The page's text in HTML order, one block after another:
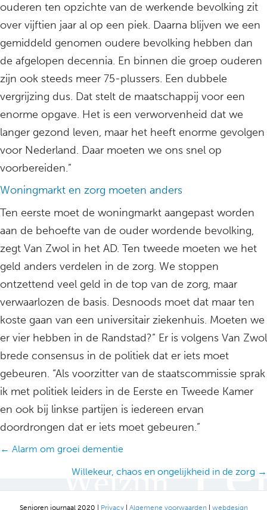
ouderen ten opzichte van de werkende bevolking zit
over vijftien jaar al op een piek. Daarna blijven we een
gemiddeld genomen oudere bevolking hebben dan
de afgelopen decennia. En binnen die groep ouderen
zijn ook steeds meer 75-plussers. Een dubbele
vergrijzing dus. Dat stelt de maatschappij voor een
enorme opgave. Het is een verworvenheid dat we
langer gezond leven, maar het heeft enorme gevolgen
voor Nederland. Daar moeten we ons snel op
voorbereiden.”
Woningmarkt en zorg moeten anders
Ten eerste moet de woningmarkt aangepast worden
aan de behoefte van de ouder wordende bevolking,
zegt Van Zwol in het AD. Ten tweede moeten we het
geld anders verdelen in de zorg. We stoppen
ontzettend veel geld in de top van de zorg, maar
verwaarlozen de basis. Desnoods moet dat maar ten
koste gaan van een universitair ziekenhuis. Moeten we
er vier hebben in de Randstad?” Er is volgens Van Zwol
brede consensus in de politiek dat er iets moet
gebeuren. “Als voorzitter van de staatscommissie sprak
ik met politiek leiders in de Eerste en Tweede Kamer
en ook bij linkse partijen is iedereen ervan
doordrongen dat er iets moet gebeuren.”
Posts
← Alarm om groei dementie
Willekeur, chaos en ongelijkheid in de zorg →
Senioren journaal 2020 | Privacy| Algemene voorwaarden| webdesign